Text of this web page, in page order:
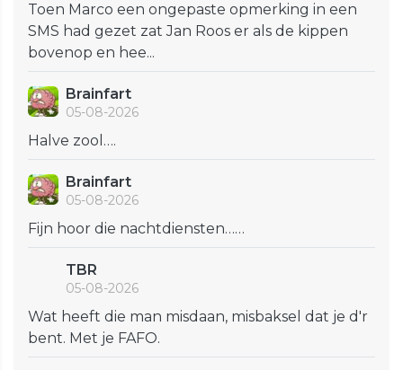
Toen Marco een ongepaste opmerking in een
SMS had gezet zat Jan Roos er als de kippen
bovenop en hee...
Brainfart
05-08-2026
Halve zool….
Brainfart
05-08-2026
Fijn hoor die nachtdiensten……
TBR
05-08-2026
Wat heeft die man misdaan, misbaksel dat je d'r
bent. Met je FAFO.